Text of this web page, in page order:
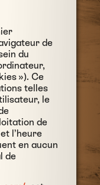
de
du
»). Ce
telles
le
de
l’heure
en aucun
de